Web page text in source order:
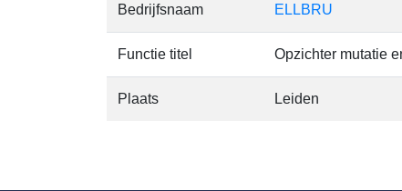
Bedrijfsnaam ELLBRU
Functie titel Opzichter mutatie
Plaats Leiden